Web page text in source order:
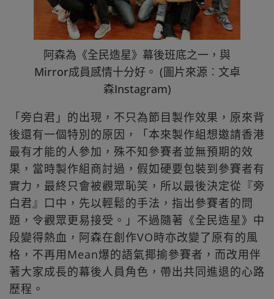
阿森為《全民造星》幕後班底之一，與
Mirror成員感情十分好。 (圖片來源︰文卓
森Instagram)
「旁白君」的出現，不只為節目製作效果，原來背
後還有一個特別的原因，「本來製作組想邀請香港
最有才能的人參加，殊不知參賽者並無預期的效
果，當時製作組商討過，假如硬要包裝到參賽者有
實力，最終只會被觀眾恥笑，所以最後決定從『旁
白君』口中，先以輕鬆的手法，指出參賽者的問
題，令觀眾更易接受。」不過隨著《全民造星》中
段變得熱血，阿森在創作VO時亦改變了原有的風
格，不再用Mean爆的語氣揶揄參賽者，而改用伴
著大家成長的幕後人員角色，帶出共同進退的心路
歷程。